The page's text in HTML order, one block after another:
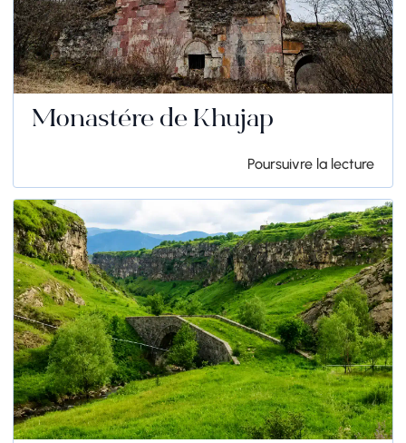
Monastère de Khujap
Poursuivre la lecture